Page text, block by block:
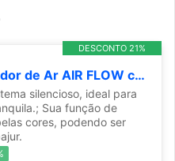
DESCONTO 21%
WAP Umidificador de Ar AIR FLOW com Luminária e Difusor de Aromas, 4 Litros, Autonomia de até 12 horas, 20W Bivolt
silencioso, ideal para
Sua função de
cores, podendo ser